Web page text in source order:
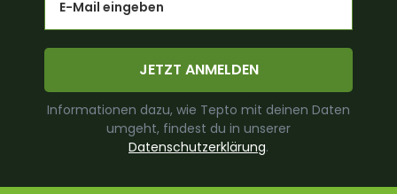
JETZT ANMELDEN
Informationen dazu, wie Tepto mit deinen Daten
umgeht, findest du in unserer
Datenschutzerklärung.